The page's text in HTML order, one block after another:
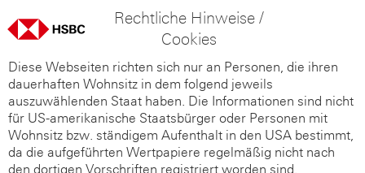
Rechtliche Hinweise /
Cookies
Diese Webseiten richten sich nur an Personen, die ihren
dauerhaften Wohnsitz in dem folgend jeweils
auszuwählenden Staat haben. Die Informationen sind nicht
für US-amerikanische Staatsbürger oder Personen mit
Wohnsitz bzw. ständigem Aufenthalt in den USA bestimmt,
da die aufgeführten Wertpapiere regelmäßig nicht nach
den dortigen Vorschriften registriert worden sind.